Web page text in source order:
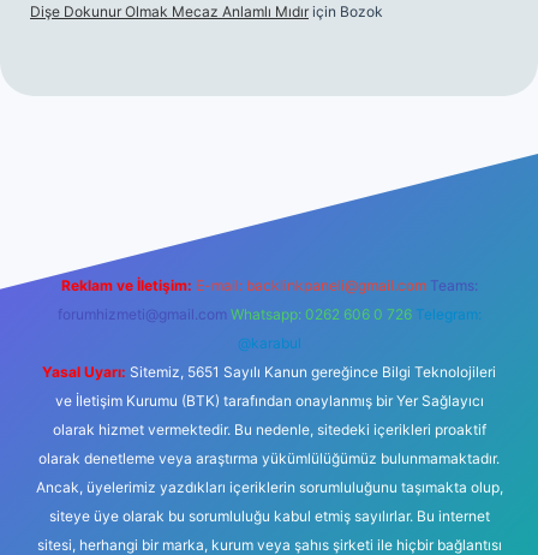
Dişe Dokunur Olmak Mecaz Anlamlı Mıdır için Bozok
Reklam ve İletişim: E-mail: backlinkpaneli@gmail.com Teams:
forumhizmeti@gmail.com Whatsapp: 0262 606 0 726 Telegram:
@karabul
Yasal Uyarı: Sitemiz, 5651 Sayılı Kanun gereğince Bilgi Teknolojileri
ve İletişim Kurumu (BTK) tarafından onaylanmış bir Yer Sağlayıcı
olarak hizmet vermektedir. Bu nedenle, sitedeki içerikleri proaktif
olarak denetleme veya araştırma yükümlülüğümüz bulunmamaktadır.
Ancak, üyelerimiz yazdıkları içeriklerin sorumluluğunu taşımakta olup,
siteye üye olarak bu sorumluluğu kabul etmiş sayılırlar. Bu internet
sitesi, herhangi bir marka, kurum veya şahıs şirketi ile hiçbir bağlantısı